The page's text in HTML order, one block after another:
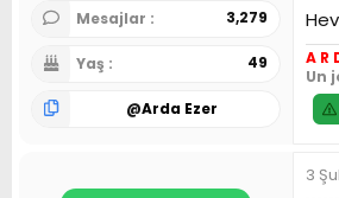
Mesajlar 3,279
Yaş 49
@Arda Ezer
A R
Un
3